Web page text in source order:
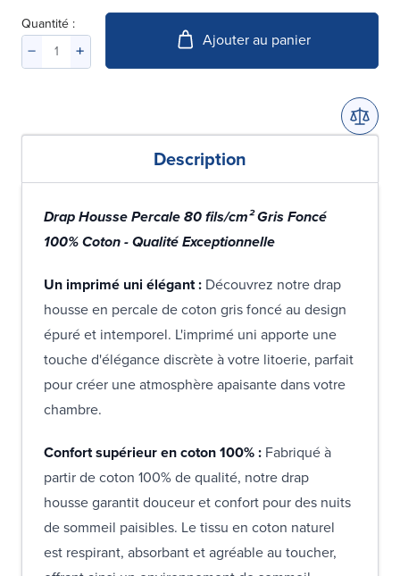
Quantité :
Ajouter au panier
Description
Drap Housse Percale 80 fils/cm² Gris Foncé
100% Coton - Qualité Exceptionnelle
Un imprimé uni élégant : Découvrez notre drap
housse en percale de coton gris foncé au design
épuré et intemporel. L'imprimé uni apporte une
touche d'élégance discrète à votre litoerie, parfait
pour créer une atmosphère apaisante dans votre
chambre.
Confort supérieur en coton 100% : Fabriqué à
partir de coton 100% de qualité, notre drap
housse garantit douceur et confort pour des nuits
de sommeil paisibles. Le tissu en coton naturel
est respirant, absorbant et agréable au toucher,